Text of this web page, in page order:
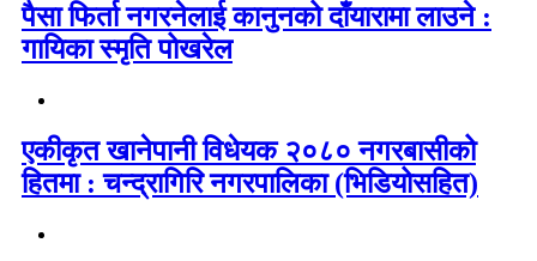
पैसा फिर्ता नगरनेलाई कानुनको दाँयारामा लाउने :
गायिका स्‍मृति पोखरेल
एकीकृत खानेपानी विधेयक २०८० नगरबासीको
हितमा : चन्द्रागिरि नगरपालिका (भिडियोसहित)